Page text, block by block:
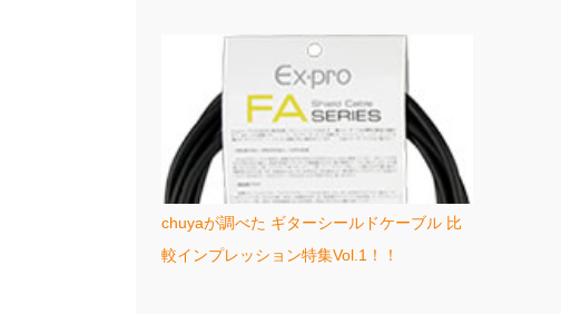
chuyaが調べた ギターシールドケーブル 比
較インプレッション特集Vol.1！！